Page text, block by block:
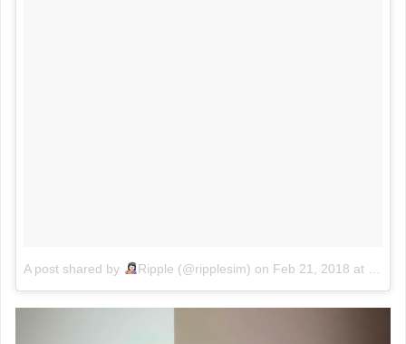
A post shared by Ripple (@ripplesim) on Feb 21, 2018 at 8:28pm PST